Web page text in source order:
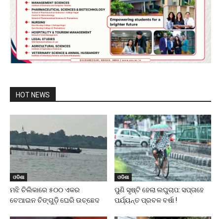
HOT NEWS
ଓଡିଶା
ମଝି ଚିଲିକାରେ ୫୦୦ ଏକର
ବେଆଇନ ଚିଙ୍ଗୁଡ଼ି ଘେରି ଉଚ୍ଛେଦ
ଓଡିଶା
ପୁଣି ସୃଷ୍ଟି ହେଲା ଲଘୁଚାପ: ସପ୍ତାହେ
ପର୍ଯ୍ୟନ୍ତ ପ୍ରବଳ ବର୍ଷା !